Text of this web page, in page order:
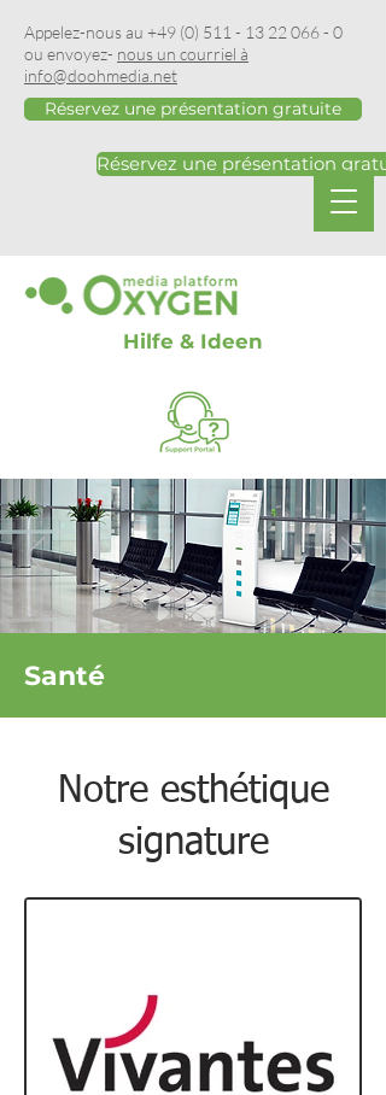
Appelez-nous au +49 (0) 511 - 13 22 066 - 0
ou envoyez- nous un courriel à
info@doohmedia.net
Réservez une présentation gratuite
Réservez une présentation
Hilfe & Ideen
Santé
Notre esthétique
signature